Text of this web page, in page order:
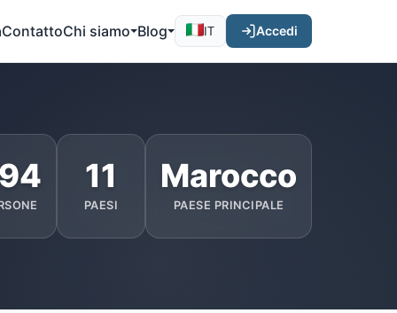
ContattoChi siamo Blog IT Accedi
11
PAESI
Marocco
PAESE PRINCIPALE